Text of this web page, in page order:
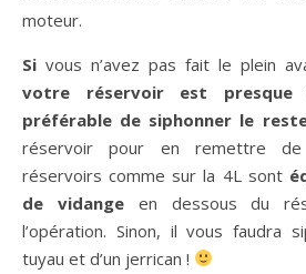
moteur.
Si vous n’avez pas fait le plein
votre réservoir est
préférable de siphonner le reste
réservoir pour en remettre de
réservoirs comme sur la 4L sont
de vidangeen dessous du
l’opération. Sinon, il vous faudra
tuyau et d’un jerrican !